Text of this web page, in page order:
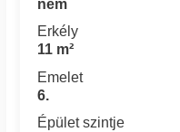
nem
Erkély
11 m²
Emelet
6.
Épület szintje